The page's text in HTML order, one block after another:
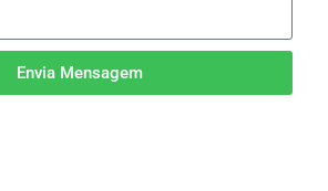
Envia Mensagem